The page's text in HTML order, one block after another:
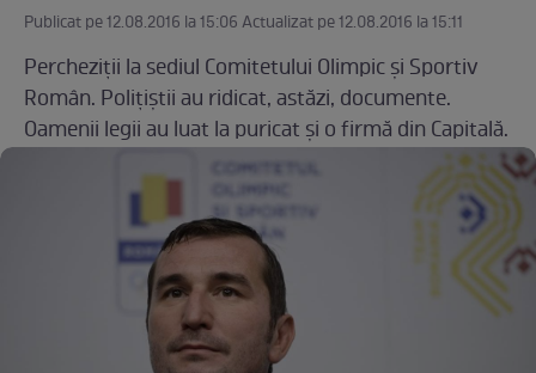
Publicat pe 12.08.2016 la 15:06 Actualizat pe 12.08.2016 la 15:11
Percheziţii la sediul Comitetului Olimpic şi Sportiv
Român. Polițiștii au ridicat, astăzi, documente.
Oamenii legii au luat la puricat şi o firmă din Capitală.